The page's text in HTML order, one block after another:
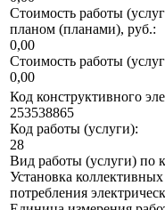
Стоимость работы
планом (планами), руб.:
0,00
Стоимость работы
0,00
Код конструктивного
253538865
Код работы (услуги):
28
Вид работы (услуги) по
Установка
потребления